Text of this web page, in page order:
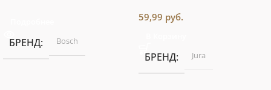
БРЕНД Bosch
59,99 руб.
БРЕНД Jura